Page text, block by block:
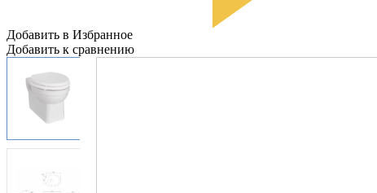
Добавить в Избранное
Добавить к сравнению